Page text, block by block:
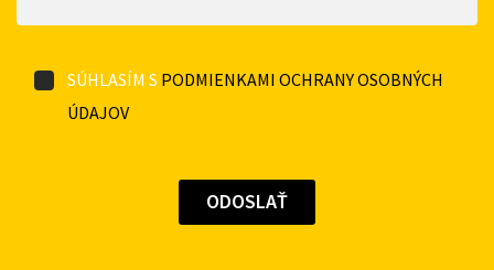
SÚHLASÍM S PODMIENKAMI OCHRANY OSOBNÝCH
ÚDAJOV